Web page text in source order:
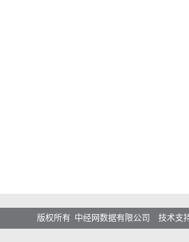
版权所有 中经网数据有限公司 技术支